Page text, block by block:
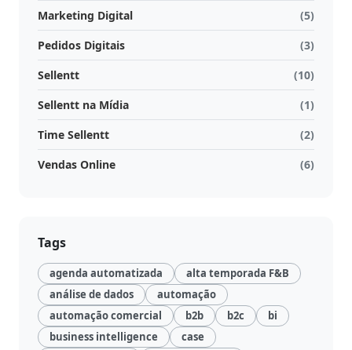
Prospecção
de
Leads
Gestão
de
Desempenho
Rankings
Marketing Digital
(5)
Pedidos Digitais
(3)
Sellentt
(10)
Sellentt na Mídia
(1)
Time Sellentt
(2)
Vendas Online
(6)
Tags
agenda automatizada
alta temporada F&B
análise de dados
automação
automação comercial
b2b b2c
bi
business intelligence
case